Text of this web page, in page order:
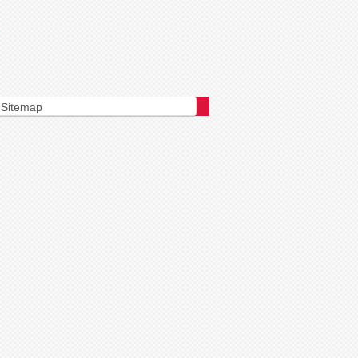
Sitemap